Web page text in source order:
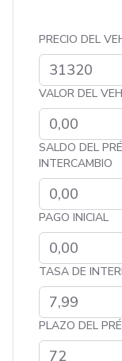
PRECIO DEL
VALOR DEL
SALDO DEL
INTERCAMBIO
PAGO INICIAL
TASA DE
PLAZO DEL